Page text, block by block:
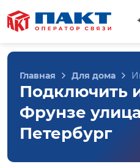
Главная Для дома
Подключить
Фрунзе
Петербург